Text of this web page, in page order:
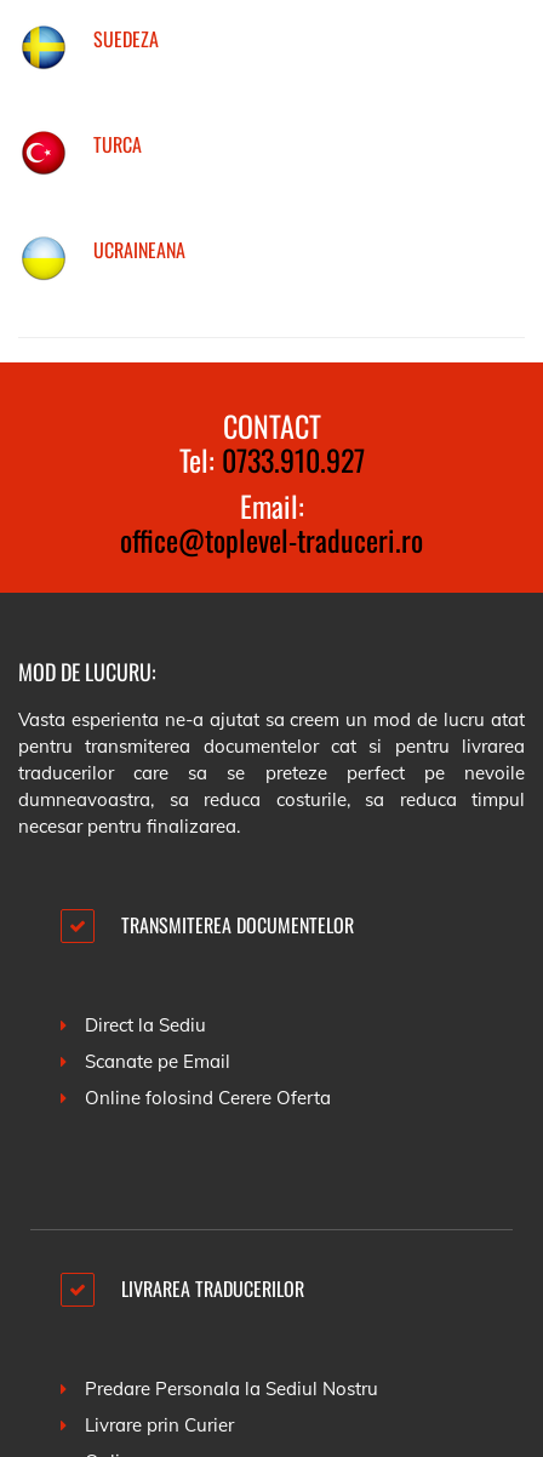
SUEDEZA
TURCA
UCRAINEANA
CONTACT
Tel: 0733.910.927
Email:
office@toplevel-traduceri.ro
MOD DE LUCURU:
Vasta esperienta ne-a ajutat sa creem un mod de lucru atat
pentru transmiterea documentelor cat si pentru livrarea
traducerilor care sa se preteze perfect pe nevoile
dumneavoastra, sa reduca costurile, sa reduca timpul
necesar pentru finalizarea.
TRANSMITEREA DOCUMENTELOR
Direct la Sediu
Scanate pe Email
Online folosind Cerere Oferta
LIVRAREA TRADUCERILOR
Predare Personala la Sediul Nostru
Livrare prin Curier